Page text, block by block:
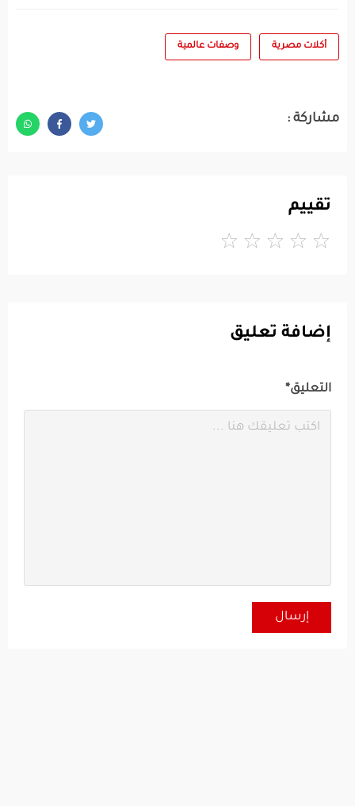
أكلات مصرية وصفات عالمية
مشاركة :
تقييم
إضافة تعليق
التعليق*